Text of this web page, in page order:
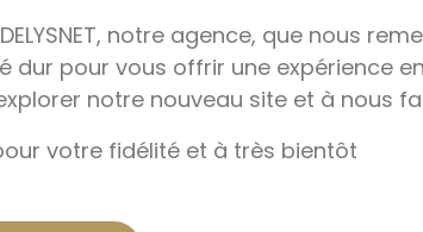
notre agence, que nous
dur pour vous offrir une expérience
notre nouveau site et à nous
votre fidélité et à très bientôt